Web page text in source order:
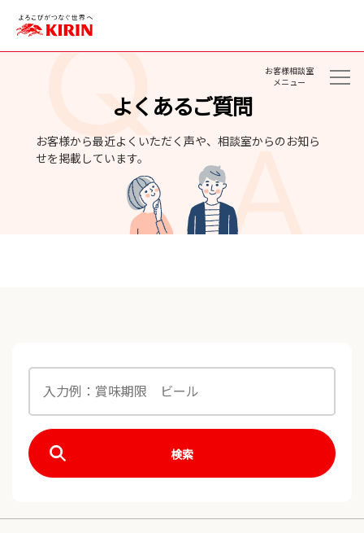
よくあるご質問
お客様から最近よくいただく声や、相談室からのお知ら
せを掲載しています。
お客様相談室
メニュー
検索